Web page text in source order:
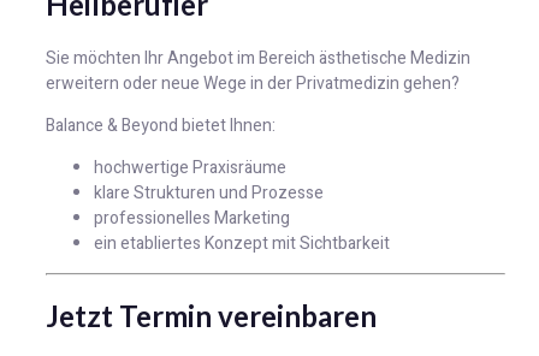
Sie möchten Ihr Angebot im Bereich ästhetische Medizin
erweitern oder neue Wege in der Privatmedizin gehen?
Balance & Beyond bietet Ihnen:
hochwertige Praxisräume
klare Strukturen und Prozesse
professionelles Marketing
ein etabliertes Konzept mit Sichtbarkeit
Jetzt Termin vereinbaren